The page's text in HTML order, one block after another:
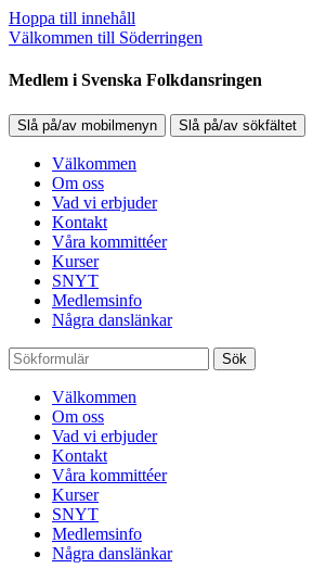
Hoppa till innehåll
Välkommen till Söderringen
Medlem i Svenska Folkdansringen
Slå på/av mobilmenyn Slå på/av sökfältet
Välkommen
Om oss
Vad vi erbjuder
Kontakt
Våra kommittéer
Kurser
SNYT
Medlemsinfo
Några danslänkar
Sök
Välkommen
Om oss
Vad vi erbjuder
Kontakt
Våra kommittéer
Kurser
SNYT
Medlemsinfo
Några danslänkar